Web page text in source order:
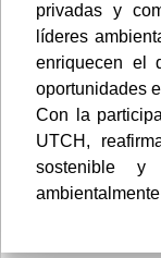
privadas y
líderes
enriquecen el
oportunidades
Con la
UTCH,
sostenible